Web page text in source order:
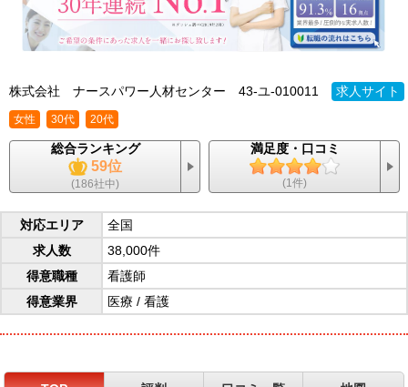
株式会社 ナースパワー人材センター 43-ユ-010011 求人サイト
女性 30代 20代
総合ランキング
59位
(186社中)
満足度・口コミ
(1件)
対応エリア
全国
求人数
38,000件
得意職種
看護師
得意業界
医療 / 看護